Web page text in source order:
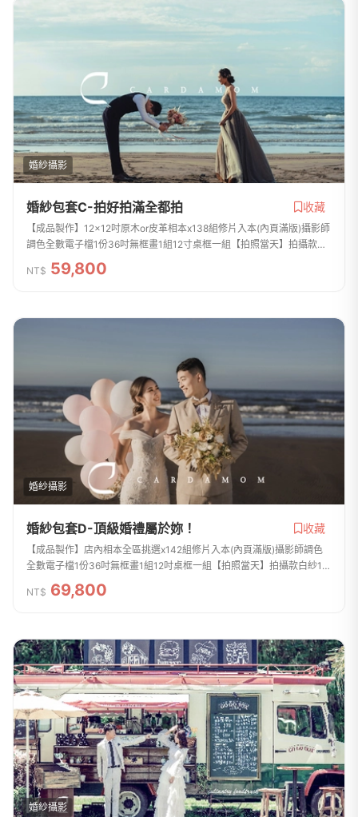
婚紗攝影
婚紗包套C-拍好拍滿全都拍 收藏
【成品製作】12x12吋原木or皮革相本x138組修片入本(內頁滿版)攝影師
調色全數電子檔1份36吋無框畫1組12寸桌框一組【拍照當天】拍攝款白
紗1套拍攝款晚禮服3套西服1套整體彩妝造型3組8小時拍攝包含內景攝
影棚+外景的拍...
NT$ 59,800
婚紗攝影
婚紗包套D-頂級婚禮屬於妳！ 收藏
【成品製作】店內相本全區挑選x142組修片入本(內頁滿版)攝影師調色
全數電子檔1份36吋無框畫1組12吋桌框一組【拍照當天】拍攝款白紗1套
拍攝款晚禮服2套西服1套整體彩妝造型3組拍攝不限時數包含內景攝影棚
+外景的拍攝...
NT$ 69,800
婚紗攝影